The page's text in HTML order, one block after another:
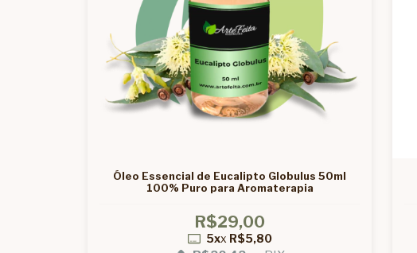
Óleo Essencial de Eucalipto Globulus 50ml
100% Puro para Aromaterapia
R$29,00
5xx R$5,80